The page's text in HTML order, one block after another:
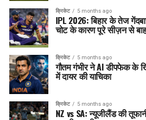
क्रिकेट 5 months ago
IPL 2026: बिहार के तेज
चोट के कारण पूरे सीज़न से
क्रिकेट 5 months ago
गौतम गंभीर ने AI डीपफेक के
में दायर की याचिका
क्रिकेट 5 months ago
NZ vs SA: न्यूजीलैंड की